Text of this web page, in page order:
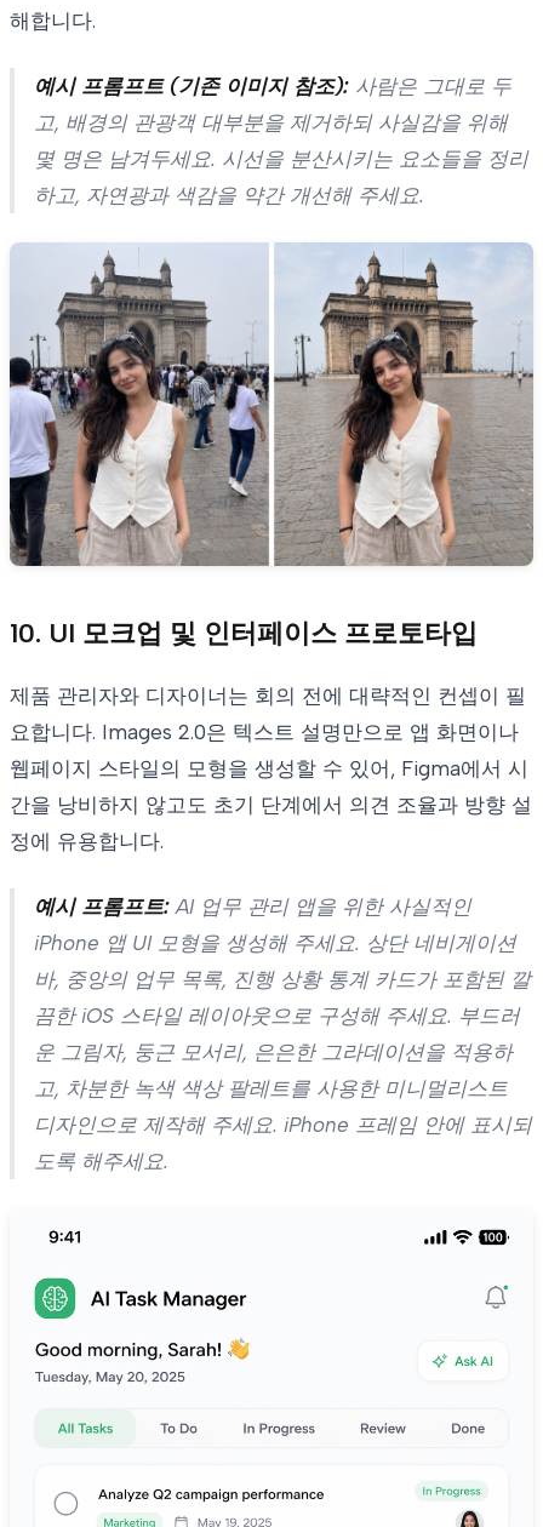
해합니다.
예시 프롬프트 (기존 이미지 참조): 사람은 그대로 두
고, 배경의 관광객 대부분을 제거하되 사실감을 위해
몇 명은 남겨두세요. 시선을 분산시키는 요소들을 정리
하고, 자연광과 색감을 약간 개선해 주세요.
10. UI 모크업 및 인터페이스 프로토타입
제품 관리자와 디자이너는 회의 전에 대략적인 컨셉이 필
요합니다. Images 2.0은 텍스트 설명만으로 앱 화면이나
웹페이지 스타일의 모형을 생성할 수 있어, Figma에서 시
간을 낭비하지 않고도 초기 단계에서 의견 조율과 방향 설
정에 유용합니다.
예시 프롬프트: AI 업무 관리 앱을 위한 사실적인
iPhone 앱 UI 모형을 생성해 주세요. 상단 네비게이션
바, 중앙의 업무 목록, 진행 상황 통계 카드가 포함된 깔
끔한 iOS 스타일 레이아웃으로 구성해 주세요. 부드러
운 그림자, 둥근 모서리, 은은한 그라데이션을 적용하
고, 차분한 녹색 색상 팔레트를 사용한 미니멀리스트
디자인으로 제작해 주세요. iPhone 프레임 안에 표시되
도록 해주세요.